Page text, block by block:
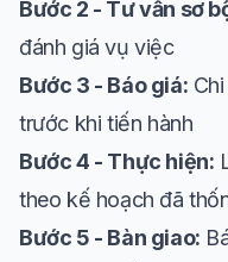
Bước 2 - Tư vấn sơ
đánh giá vụ việc
Bước 3 - Báo giá:
trước khi tiến hành
Bước 4 - Thực hiện:
theo kế hoạch đã
Bước 5 - Bàn giao: